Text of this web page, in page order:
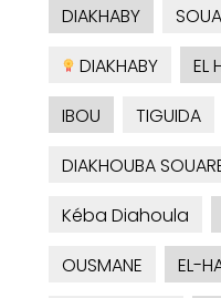
DIAKHABY
DIAKHABY
EL
IBOU
TIGUIDA
DIAKHOUBA
Kéba Diahoula
OUSMANE
EL-